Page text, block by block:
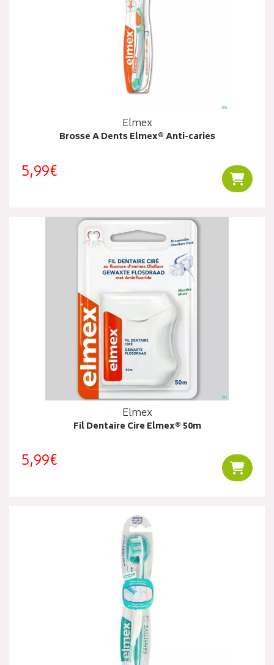
Elmex
Brosse A Dents Elmex® Anti-caries
5,99€
Elmex
Fil Dentaire Cire Elmex® 50m
5,99€